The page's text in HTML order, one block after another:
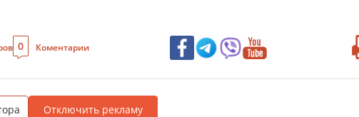
0 Коментарии
Отключить рекламу